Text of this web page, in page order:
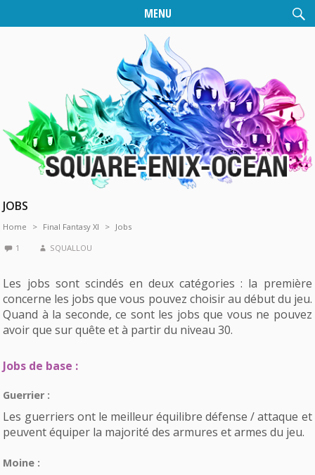
MENU
JOBS
Home Final Fantasy XI
Jobs
1
SQUALLOU
Les jobs sont scindés en deux catégories : la première
concerne les jobs que vous pouvez choisir au début du jeu.
Quand à la seconde, ce sont les jobs que vous ne pouvez
avoir que sur quête et à partir du niveau 30.
Jobs de base :
Guerrier :
Les guerriers ont le meilleur équilibre défense / attaque et
peuvent équiper la majorité des armures et armes du jeu.
Moine :